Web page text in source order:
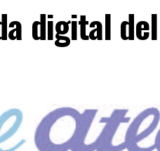
digital